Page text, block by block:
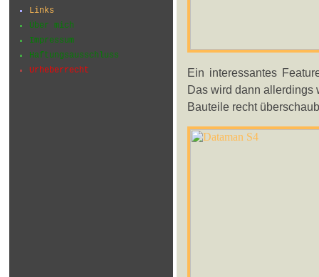
Links
Über mich
Impressum
Haftungsausschluss
Urheberrecht
Ein interessantes
Das wird dann allerdings
Bauteile recht